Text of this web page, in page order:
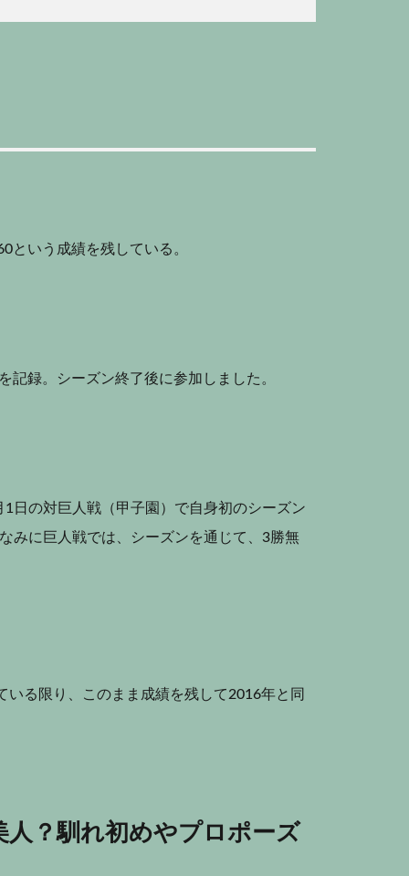
という成績を残している。
録。シーズン終了後に参加しました。
日の対巨人戦（甲子園）で自身初のシーズン
みに巨人戦では、シーズンを通じて、3勝無
る限り、このまま成績を残して2016年と同
？馴れ初めやプロポーズ